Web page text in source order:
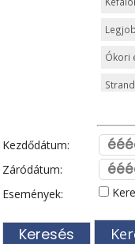
Ókori
Strand
Zagori
Kezdődátum:
Záródátum:
Események: